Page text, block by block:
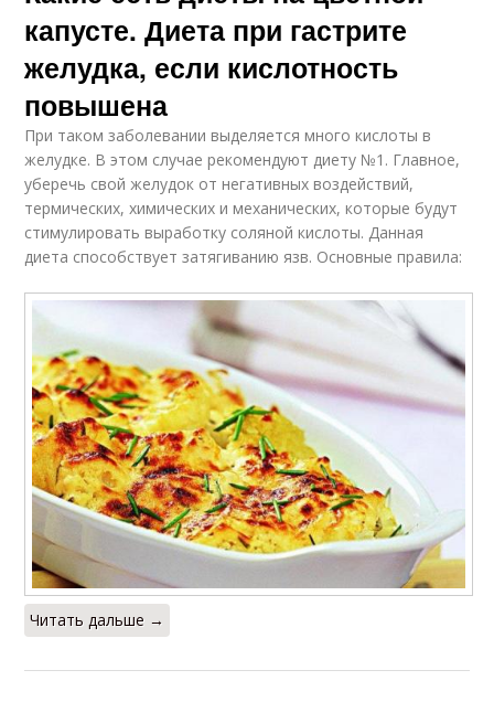
капусте. Диета при гастрите
желудка, если кислотность
повышена
При таком заболевании выделяется много кислоты в
желудке. В этом случае рекомендуют диету №1. Главное,
уберечь свой желудок от негативных воздействий,
термических, химических и механических, которые будут
стимулировать выработку соляной кислоты. Данная
диета способствует затягиванию язв. Основные правила:
Читать дальше →